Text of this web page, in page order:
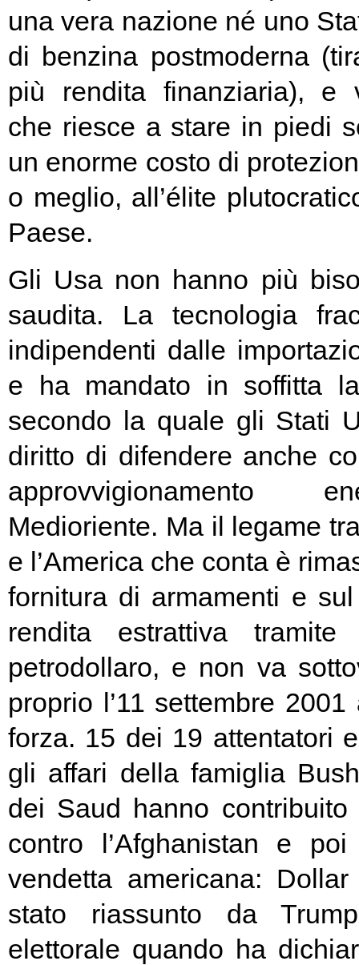
una vera nazione né uno
di benzina postmoderna
più rendita finanziaria), e
che riesce a stare in piedi
un enorme costo di
o meglio, all’élite
Paese.
Gli Usa non hanno più
saudita. La tecnologia
indipendenti dalle
e ha mandato in soffitta
secondo la quale gli Stati
diritto di difendere anche
approvvigionamento
Medioriente. Ma il legame
e l’America che conta è
fornitura di armamenti e
rendita estrattiva
petrodollaro, e non va
proprio l’11 settembre
forza. 15 dei 19 attentatori
gli affari della famiglia
dei Saud hanno
contro l’Afghanistan e
vendetta americana:
stato riassunto da
elettorale quando ha